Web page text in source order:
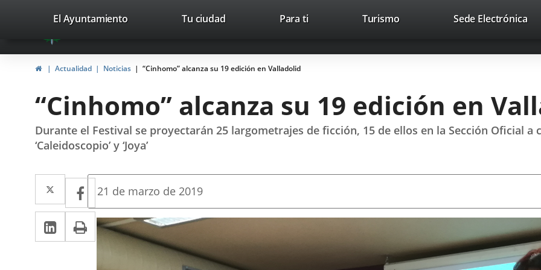
Portal
Web
del
Valladolid
avaTop Trabaja con nosotros Contacto
valladolid.es
El Ayuntamiento Tu ciudad Para ti TurismoEste
abrirá
ventana
nueva.
Sede Electrónica
InicioActualidad Noticias “Cinhomo” alcanza su 19 edición en Valladolid
“Cinhomo” alcanza su 19 edición en
Durante el Festival se proyectarán 25 largometrajes de ficción, 15 de ellos en la Sección Oficial a
‘Caleidoscopio’ y ‘Joya’
Twitter
Enlace
a
una
aplicación
Facebook
Enlace
a
una
aplicación
LinkedIn
Enlace
a
Imprimir
Fecha
la
noticia
21 de marzo de 2019